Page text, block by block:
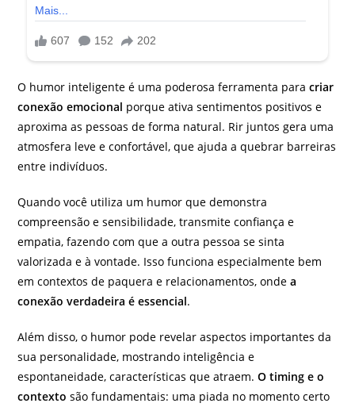
O humor inteligente é uma poderosa ferramenta paracriar
conexão emocional porque ativa sentimentos positivos e
aproxima as pessoas de forma natural. Rir juntos gera uma
atmosfera leve e confortável, que ajuda a quebrar barreiras
entre indivíduos.
Quando você utiliza um humor que demonstra
compreensão e sensibilidade, transmite confiança e
empatia, fazendo com que a outra pessoa se sinta
valorizada e à vontade. Isso funciona especialmente bem
em contextos de paquera e relacionamentos, ondea
conexão verdadeira é essencial.
Além disso, o humor pode revelar aspectos importantes da
sua personalidade, mostrando inteligência e
espontaneidade, características que atraem.O timing e o
contexto são fundamentais: uma piada no momento certo